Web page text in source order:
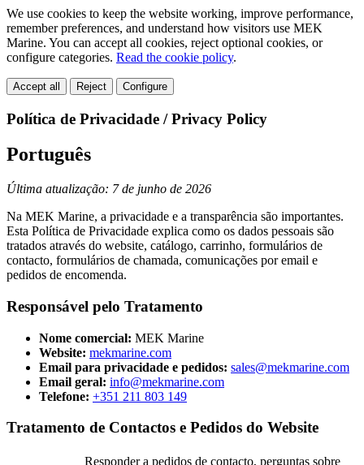
We use cookies to keep the website working, improve performance,
remember preferences, and understand how visitors use MEK
Marine. You can accept all cookies, reject optional cookies, or
configure categories. Read the cookie policy.
Accept all Reject Configure
Política de Privacidade / Privacy Policy
Português
Última atualização: 7 de junho de 2026
Na MEK Marine, a privacidade e a transparência são importantes.
Esta Política de Privacidade explica como os dados pessoais são
tratados através do website, catálogo, carrinho, formulários de
contacto, formulários de chamada, comunicações por email e
pedidos de encomenda.
Responsável pelo Tratamento
Nome comercial: MEK Marine
Website: mekmarine.com
Email para privacidade e pedidos: sales@mekmarine.com
Email geral: info@mekmarine.com
Telefone: +351 211 803 149
Tratamento de Contactos e Pedidos do Website
Responder a pedidos de contacto, perguntas sobre